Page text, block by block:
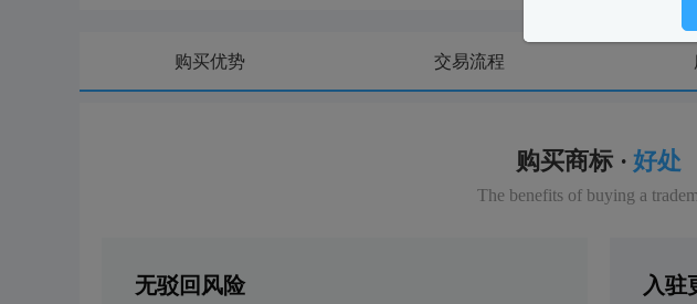
购买优势 交易流程
购买商标 · 好处
The benefits of buying a
无驳回风险 入驻